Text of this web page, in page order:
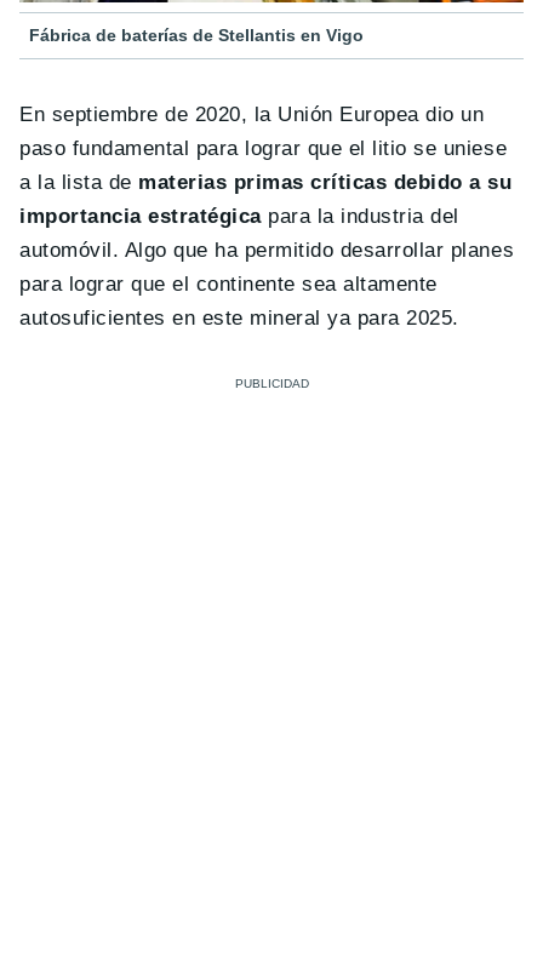
Fábrica de baterías de Stellantis en Vigo
En septiembre de 2020, la Unión Europea dio un
paso fundamental para lograr que el litio se uniese
a la lista de materias primas críticas debido a su
importancia estratégicapara la industria del
automóvil. Algo que ha permitido desarrollar planes
para lograr que el continente sea altamente
autosuficientes en este mineral ya para 2025.